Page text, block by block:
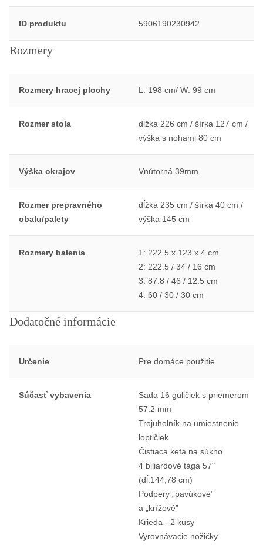
ID produktu 5906190230942
Rozmery
Rozmery hracej plochy L: 198 cm/ W: 99 cm
Rozmer stola
dĺžka 226 cm / šírka 127 cm /
výška s nohami 80 cm
Výška okrajov Vnútorná 39mm
Rozmer prepravného
obalu/palety
dĺžka 235 cm / šírka 40 cm /
výška 145 cm
Rozmery balenia
1: 222.5 x 123 x 4 cm
2: 222.5 / 34 / 16 cm
3: 87.8 / 46 / 12.5 cm
4: 60 / 30 / 30 cm
Dodatočné informácie
Určenie Pre domáce použitie
Súčasť vybavenia
Sada 16 guličiek s priemerom
57.2 mm
Trojuholník na umiestnenie
loptičiek
Čistiaca kefa na súkno
4 biliardové tága 57"
(dĺ.144,78 cm)
Podpery „pavúkové”
a „krížové”
Krieda - 2 kusy
Vyrovnávacie nožičky